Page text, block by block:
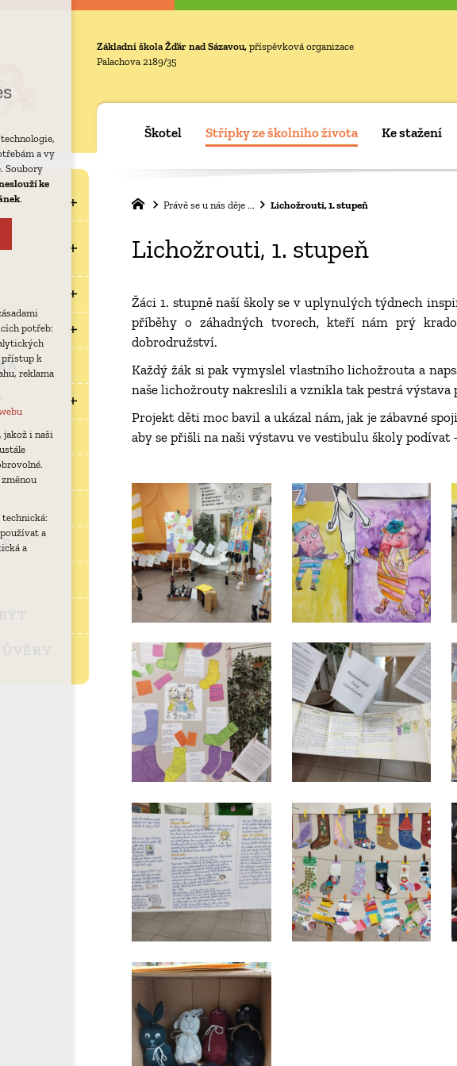
Základní škola Žďár nad Sázavou, příspěvková organizace
Palachova 2189/35
Škotel Střípky ze školního života Ke stažení
Právě se u nás děje ... Lichožrouti, 1. stupeň
Lichožrouti, 1. stupeň
Žáci 1. stupně naší školy se v uplynulých týdnech
příběhy o záhadných tvorech, kteří nám prý
dobrodružství.
Každý žák si pak vymyslel vlastního lichožrouta a
naše lichožrouty nakreslili a vznikla tak pestrá
Projekt děti moc bavil a ukázal nám, jak je zábavné
aby se přišli na naši výstavu ve vestibulu školy podívat
a vy
Soubory
ke
.
případná
potřeb:
přístup k
reklama
jakož i naši
technická:
a
a